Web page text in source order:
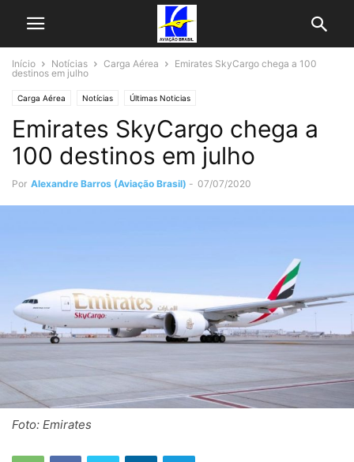
Início Notícias Carga Aérea
Emirates SkyCargo chega a 100
destinos em julho
Carga Aérea Notícias Últimas Noticias
Emirates SkyCargo chega a
100 destinos em julho
Por Alexandre Barros (Aviação Brasil) - 07/07/2020
Foto: Emirates